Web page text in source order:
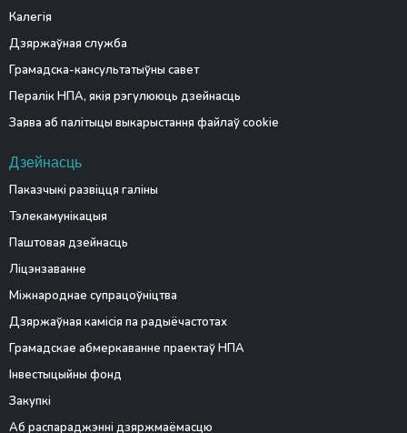
Калегія
Дзяржаўная служба
Грамадска-кансультатыўны савет
Пералік НПА, якія рэгулююць дзейнасць
Заява аб палітыцы выкарыстання файлаў cookie
Дзейнасць
Паказчыкі развіцця галіны
Тэлекамунікацыя
Паштовая дзейнасць
Ліцэнзаванне
Міжнароднае супрацоўніцтва
Дзяржаўная камісія па радыёчастотах
Грамадскае абмеркаванне праектаў НПА
Інвестыцыйны фонд
Закупкі
Аб распараджэнні дзяржмаёмасцю